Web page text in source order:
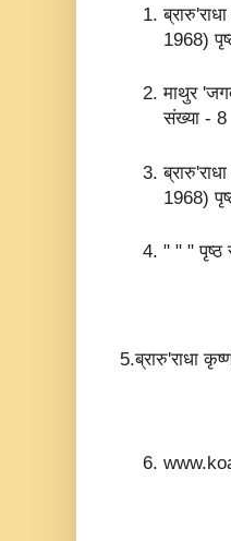
1968)
माथुर
संख्या - 8
1968)
" " " पृष्ठ
5.ब्रारु'राधा